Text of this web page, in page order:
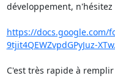
développement,
https://docs.google.com/
9tjit4QEWZvpdGPyJuz-
C'est très rapide à